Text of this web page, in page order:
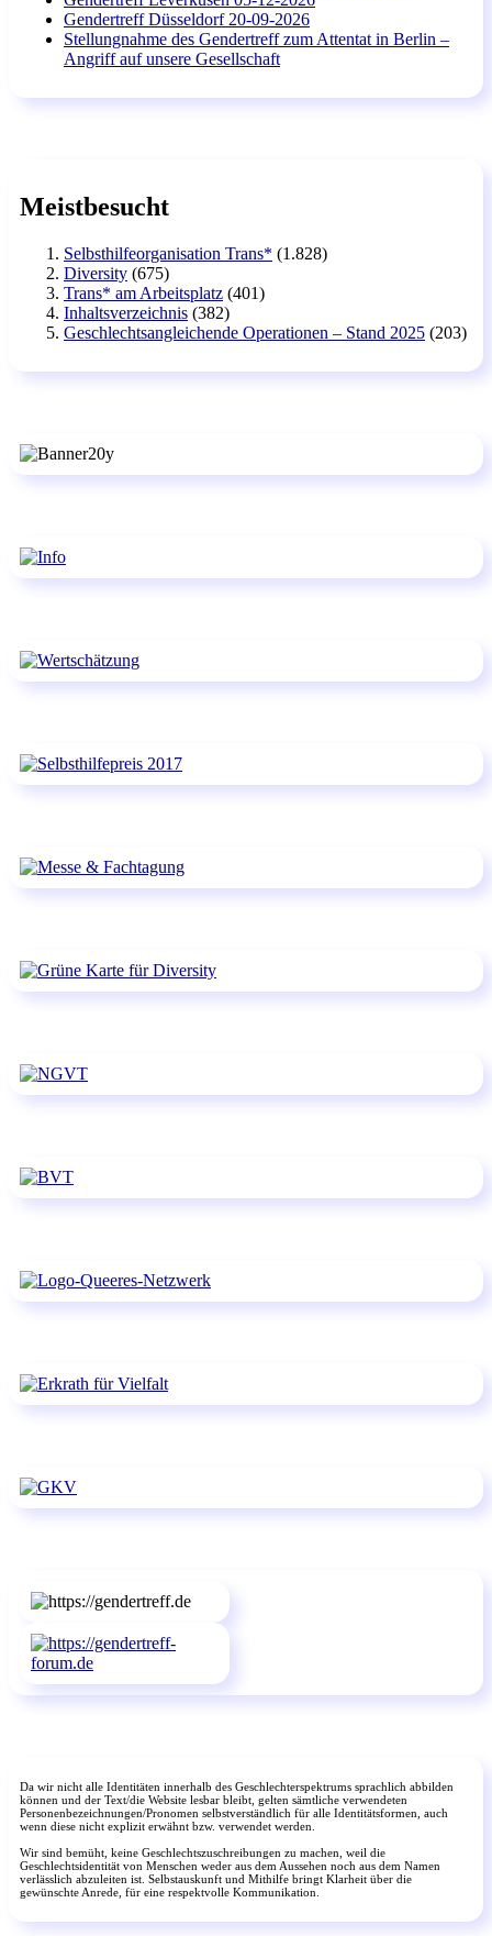
Gendertreff Düsseldorf 20-09-2026
Stellungnahme des Gendertreff zum Attentat in Berlin –
Angriff auf unsere Gesellschaft
Meistbesucht
Selbsthilfeorganisation Trans* (1.828)
Diversity (675)
Trans* am Arbeitsplatz (401)
Inhaltsverzeichnis (382)
Geschlechtsangleichende Operationen – Stand 2025 (203)
Da wir nicht alle Identitäten innerhalb des Geschlechterspektrums sprachlich abbilden
können und der Text/die Website lesbar bleibt, gelten sämtliche verwendeten
Personenbezeichnungen/Pronomen selbstverständlich für alle Identitätsformen, auch
wenn diese nicht explizit erwähnt bzw. verwendet werden.
Wir sind bemüht, keine Geschlechtszuschreibungen zu machen, weil die
Geschlechtsidentität von Menschen weder aus dem Aussehen noch aus dem Namen
verlässlich abzuleiten ist. Selbstauskunft und Mithilfe bringt Klarheit über die
gewünschte Anrede, für eine respektvolle Kommunikation.